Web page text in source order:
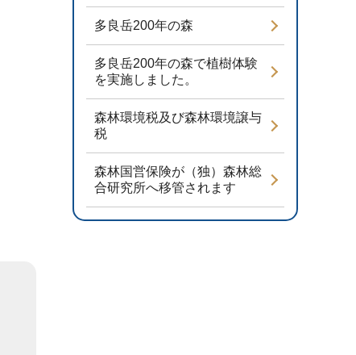
多良岳200年の森
多良岳200年の森で植樹体験
を実施しました。
森林環境税及び森林環境譲与
税
森林国営保険が（独）森林総
合研究所へ移管されます